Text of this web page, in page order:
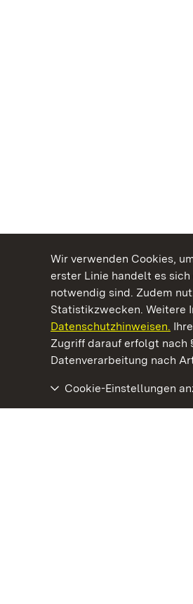
Wir verwenden Cookies,
erster Linie handelt es
notwendig sind. Zudem
Statistikzwecken. Weitere
Datenschutzhinweisen.
Zugriff darauf erfolgt nach
Datenverarbeitung nach
Cookie-Einstellungen
Kommen. Staunen.